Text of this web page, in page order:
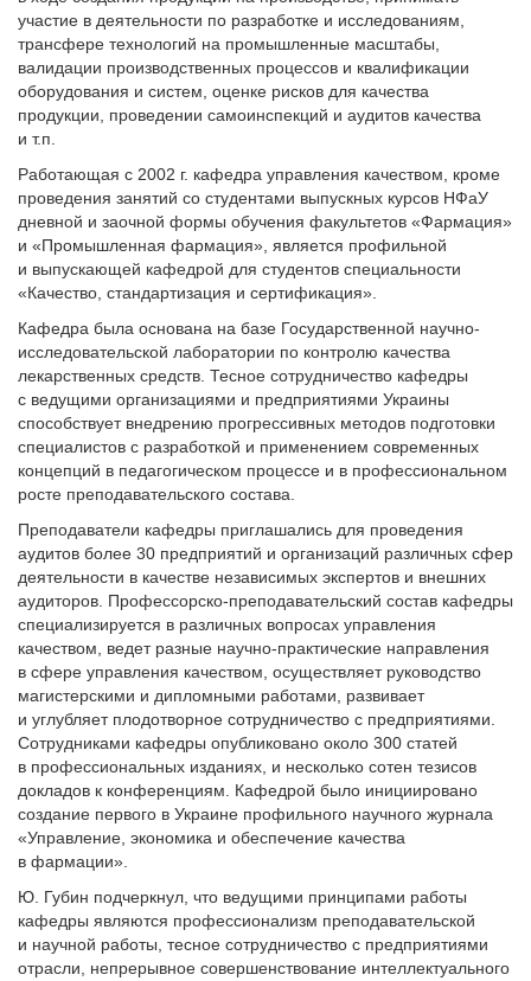
участие в деятельности по разработке и исследованиям,
трансфере технологий на промышленные масштабы,
валидации производственных процессов и квалификации
оборудования и систем, оценке рисков для качества
продукции, проведении самоинспекций и аудитов качества
и т.п.
Работающая с 2002 г. кафедра управления качеством, кроме
проведения занятий со студентами выпускных курсов НФаУ
дневной и заочной формы обучения факультетов «Фармация»
и «Промышленная фармация», является профильной
и выпускающей кафедрой для студентов специальности
«Качество, стандартизация и сертификация».
Кафедра была основана на базе Государственной научно-
исследовательской лаборатории по контролю качества
лекарственных средств. Тесное сотрудничество кафедры
с ведущими организациями и предприятиями Украины
способствует внедрению прогрессивных методов подготовки
специалистов с разработкой и применением современных
концепций в педагогическом процессе и в профессиональном
росте преподавательского состава.
Преподаватели кафедры приглашались для проведения
аудитов более 30 предприятий и организаций различных сфер
деятельности в качестве независимых экспертов и внешних
аудиторов. Профессорско-преподавательский состав кафедры
специализируется в различных вопросах управления
качеством, ведет разные научно-практические направления
в сфере управления качеством, осуществляет руководство
магистерскими и дипломными работами, развивает
и углубляет плодотворное сотрудничество с предприятиями.
Сотрудниками кафедры опубликовано около 300 статей
в профессиональных изданиях, и несколько сотен тезисов
докладов к конференциям. Кафедрой было инициировано
создание первого в Украине профильного научного журнала
«Управление, экономика и обеспечение качества
в фармации».
Ю. Губин подчеркнул, что ведущими принципами работы
кафедры являются профессионализм преподавательской
и научной работы, тесное сотрудничество с предприятиями
отрасли, непрерывное совершенствование интеллектуального